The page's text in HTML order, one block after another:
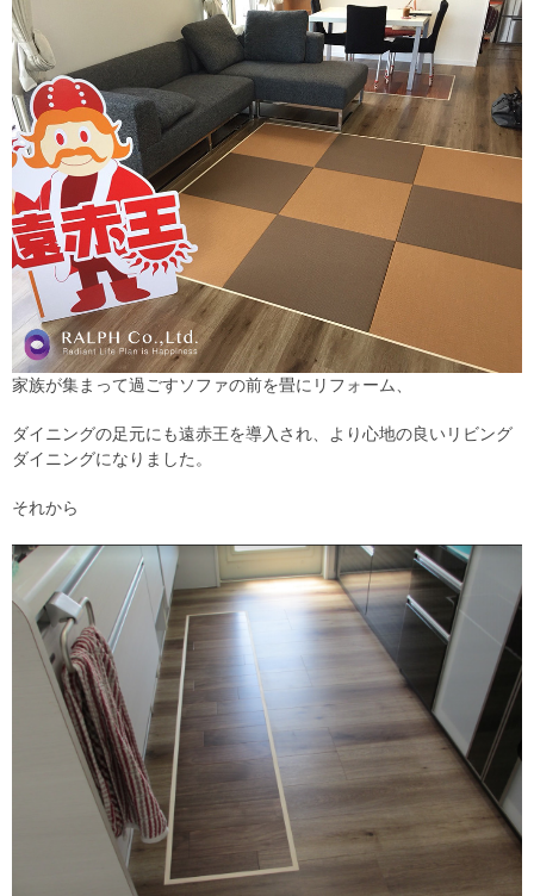
家族が集まって過ごすソファの前を畳にリフォーム、
ダイニングの足元にも遠赤王を導入され、より心地の良いリビング
ダイニングになりました。
それから